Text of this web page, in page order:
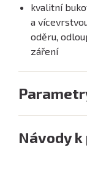
kvalitní
a
oděru,
záření
Návody